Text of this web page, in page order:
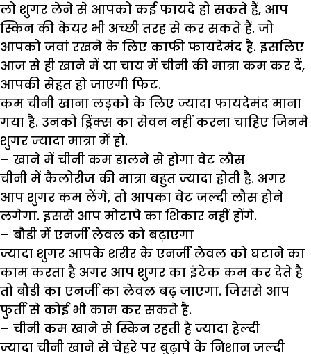
लो शुगर लेने से आपको कई फायदे हो सकते हैं, आप
स्किन की केयर भी अच्छी तरह से कर सकते हैं. जो
आपको जवां रखने के लिए काफी फायदेमंद है. इसलिए
आज से ही खाने में या चाय में चीनी की मात्रा कम कर दें,
आपकी सेहत हो जाएगी फिट.
कम चीनी खाना लड़को के लिए ज्यादा फायदेमंद माना
गया है. उनको ड्रिंक्स का सेवन नहीं करना चाहिए जिनमे
शुगर ज्यादा मात्रा में हो.
– खाने में चीनी कम डालने से होगा वेट लौस
चीनी में कैलोरीज की मात्रा बहुत ज्यादा होती है. अगर
आप शुगर कम लेंगे, तो आपका वेट जल्दी लौस होने
लगेगा. इससे आप मोटापे का शिकार नहीं होंगे.
– बौडी में एनर्जी लेवल को बढ़ाएगा
ज्यादा शुगर आपके शरीर के एनर्जी लेवल को घटाने का
काम करता है अगर आप शुगर का इंटेक कम कर देते है
तो बौडी का एनर्जी का लेवल बढ़ जाएगा. जिससे आप
फुर्ती से कोई भी काम कर सकते है.
– चीनी कम खाने से स्किन रहती है ज्यादा हेल्दी
ज्यादा चीनी खाने से चेहरे पर बुढ़ापे के निशान जल्दी